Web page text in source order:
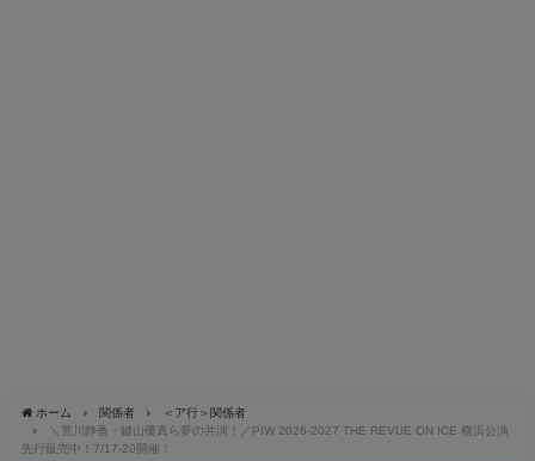
ホーム 関係者
＜ア行＞関係者
＼荒川静香・鍵山優真ら夢の共演！／PIW 2026-2027 THE REVUE ON ICE 横浜公演
先行販売中！7/17-20開催！